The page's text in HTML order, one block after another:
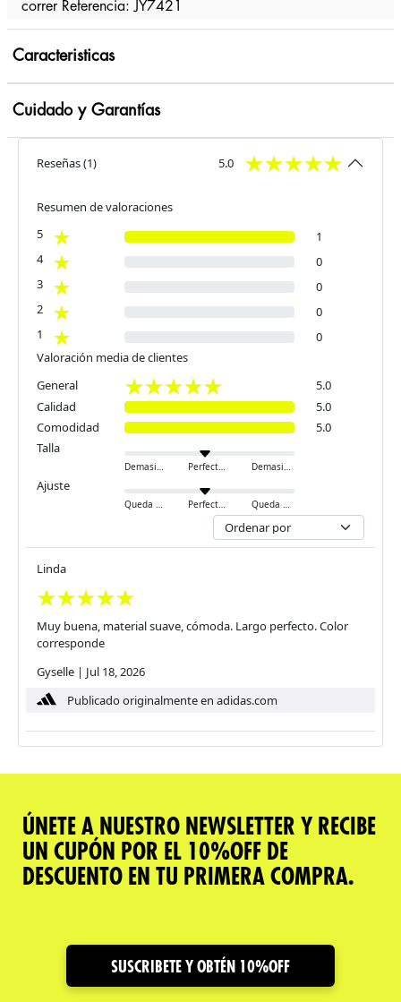
correr Referencia: JY7421
Caracteristicas
Cuidado y Garantías
Reseñas(1) 5.0
Resumen de valoraciones
5
1
4
0
3
0
2
0
1
0
Valoración media de clientes
General
5.0
Calidad
5.0
Comodidad
5.0
Talla
Demasiado pequeño Perfecto Demasiado grande
Ajuste
Queda ajustado Perfecto Queda holgado
Linda
Muy buena, material suave, cómoda. Largo perfecto. Color
corresponde
Gyselle | Jul 18, 2026
Publicado originalmente en adidas.com
ÚNETE A NUESTRO NEWSLETTER Y RECIBE
UN CUPÓN POR EL 10%OFF DE
DESCUENTO EN TU PRIMERA COMPRA.
SUSCRIBETE Y OBTÉN 10%OFF